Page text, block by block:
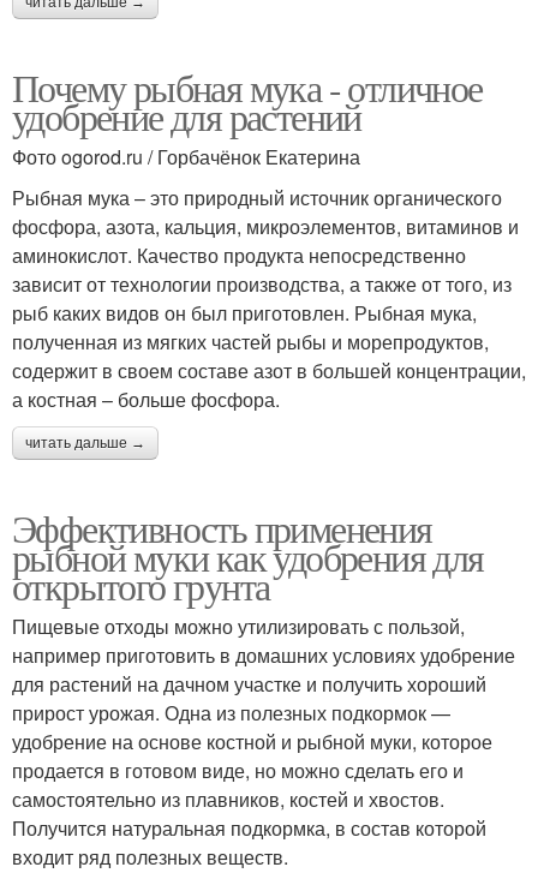
Почему рыбная мука - отличное
удобрение для растений
Фото ogorod.ru / Горбачёнок Екатерина
Рыбная мука – это природный источник органического
фосфора, азота, кальция, микроэлементов, витаминов и
аминокислот. Качество продукта непосредственно
зависит от технологии производства, а также от того, из
рыб каких видов он был приготовлен. Рыбная мука,
полученная из мягких частей рыбы и морепродуктов,
содержит в своем составе азот в большей концентрации,
а костная – больше фосфора.
читать дальше →
Эффективность применения
рыбной муки как удобрения для
открытого грунта
Пищевые отходы можно утилизировать с пользой,
например приготовить в домашних условиях удобрение
для растений на дачном участке и получить хороший
прирост урожая. Одна из полезных подкормок —
удобрение на основе костной и рыбной муки, которое
продается в готовом виде, но можно сделать его и
самостоятельно из плавников, костей и хвостов.
Получится натуральная подкормка, в состав которой
входит ряд полезных веществ.